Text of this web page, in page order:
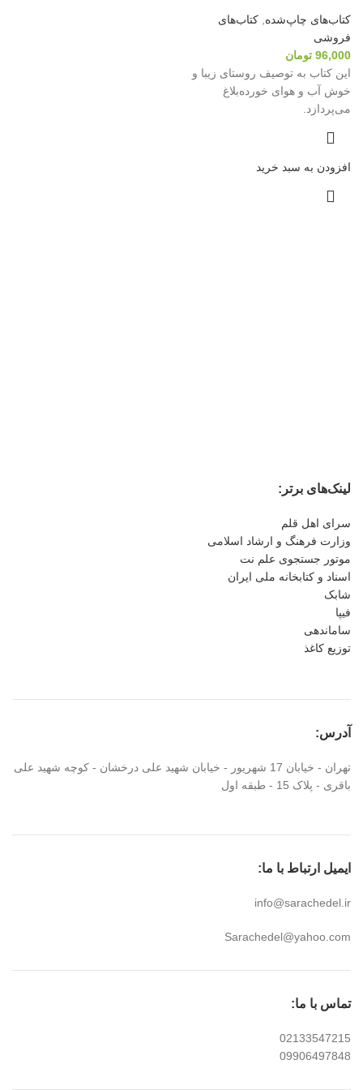
کتاب‌های چاپ‌شده کتاب‌های
فروشی
96,000 تومان
این کتاب به توصیف روستای زیبا و
خوش آب و هوای خورده‌بلاغ
می‌پردازد.
افزودن به سبد خرید
لینک‌های برتر:
سرای اهل قلم
وزارت فرهنگ و ارشاد اسلامی
موتور جستجوی علم نت
اسناد و کتابخانه ملی ایران
شابک
فیپا
ساماندهی
توزیع کاغذ
آدرس:
تهران - خیابان 17 شهریور - خیابان شهید علی درخشان - کوچه شهید علی
باقری - پلاک 15 - طبقه اول
ایمیل ارتباط با ما:
info@sarachedel.ir
Sarachedel@yahoo.com
تماس با ما:
02133547215
09906497848